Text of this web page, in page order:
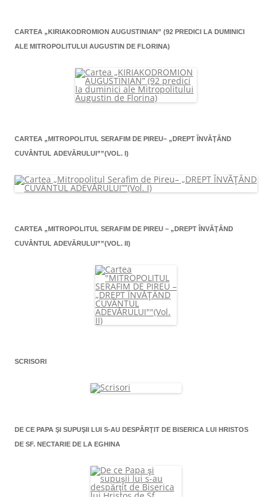
CARTEA „KIRIAKODROMION AUGUSTINIAN” (92 PREDICI LA DUMINICI
ALE MITROPOLITULUI AUGUSTIN DE FLORINA)
CARTEA „MITROPOLITUL SERAFIM DE PIREU– „DREPT ÎNVĂŢÂND
CUVÂNTUL ADEVĂRULUI””(VOL. I)
CARTEA „MITROPOLITUL SERAFIM DE PIREU – „DREPT ÎNVĂŢÂND
CUVÂNTUL ADEVĂRULUI””(VOL. II)
SCRISORI
DE CE PAPA ŞI SUPUŞII LUI S-AU DESPĂRŢIT DE BISERICA LUI HRISTOS
DE SF. NECTARIE DE LA EGHINA